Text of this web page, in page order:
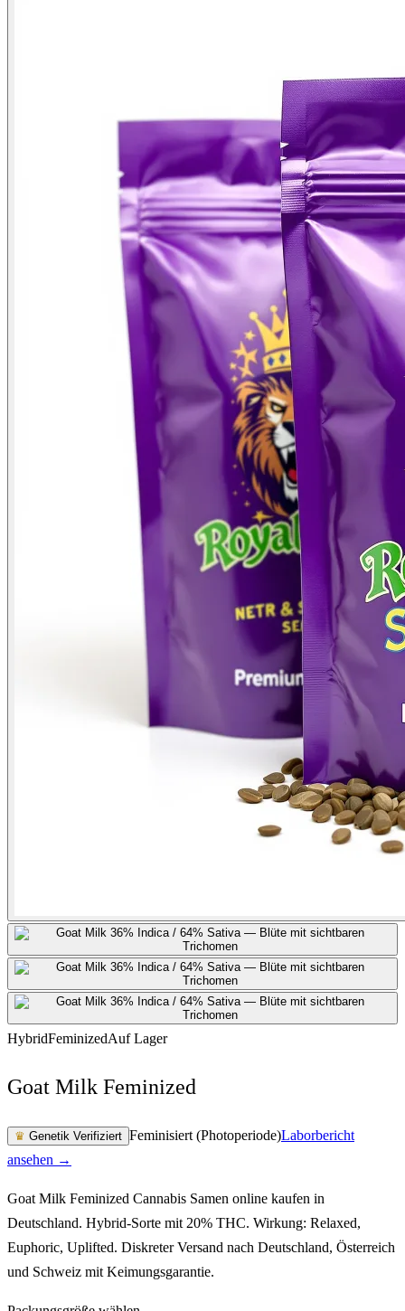
HybridFeminizedAuf Lager
Goat Milk Feminized
♛ Genetik Verifiziert Feminisiert (Photoperiode)Laborbericht
ansehen →
Goat Milk Feminized Cannabis Samen online kaufen in
Deutschland. Hybrid-Sorte mit 20% THC. Wirkung: Relaxed,
Euphoric, Uplifted. Diskreter Versand nach Deutschland, Österreich
und Schweiz mit Keimungsgarantie.